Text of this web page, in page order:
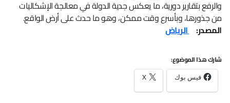
والرفع بتقارير دورية، ما يعكس جدية الدولة في معالجة الإشكاليات
من جذورها، وبأسرع وقت ممكن، وهو ما حدث على أرض الواقع.
المصدر: الرياض
شارك هذا الموضوع:
فيس بوك X